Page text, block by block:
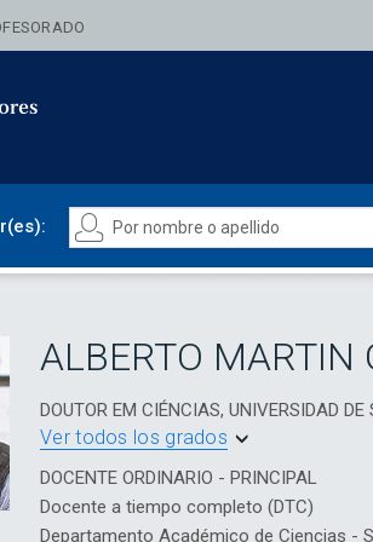
ALBERTO MARTIN
DOUTOR EM CIÉNCIAS, UNIVERSIDAD DE
Ver todos los grados
DOCENTE ORDINARIO - PRINCIPAL
Docente a tiempo completo (DTC)
Departamento Académico de Ciencias -